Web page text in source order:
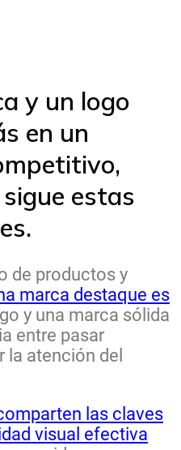
y un logo
en un
estas
de productos y
marca destaque es
y una marca sólida
entre pasar
la atención del
las claves
visual efectiva